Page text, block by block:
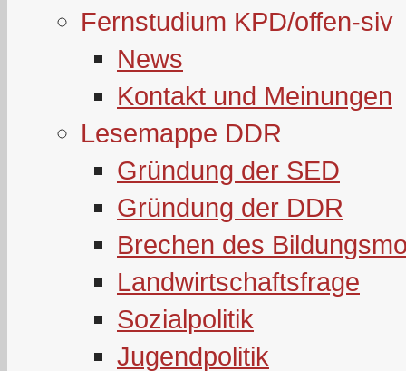
Fernstudium KPD/offen-siv
News
Kontakt und Meinungen
Lesemappe DDR
Gründung der SED
Gründung der DDR
Brechen des
Landwirtschaftsfrage
Sozialpolitik
Jugendpolitik